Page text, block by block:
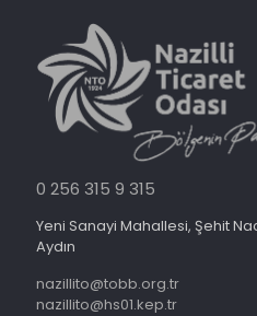
0 256 315 9 315
Yeni Sanayi Mahallesi, Şehit
Aydın
nazillito@tobb.org.tr
nazillito@hs01.kep.tr